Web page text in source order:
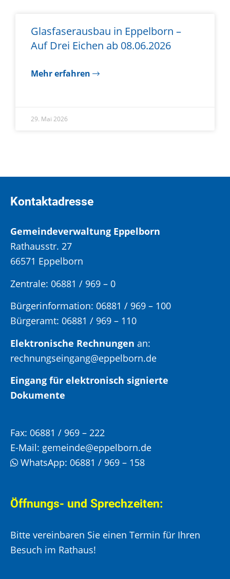
Glasfaserausbau in Eppelborn –
Auf Drei Eichen ab 08.06.2026
Mehr erfahren
29. Mai 2026
Kontaktadresse
Gemeindeverwaltung Eppelborn
Rathausstr. 27
66571 Eppelborn
Zentrale: 06881 / 969 – 0
Bürgerinformation: 06881 / 969 – 100
Bürgeramt: 06881 / 969 – 110
Elektronische Rechnungen an:
rechnungseingang@eppelborn.de
Eingang für elektronisch signierte
Dokumente
Fax: 06881 / 969 – 222
E-Mail: gemeinde@eppelborn.de
WhatsApp: 06881 / 969 – 158
Öffnungs- und Sprechzeiten:
Bitte vereinbaren Sie einen Termin für Ihren
Besuch im Rathaus!